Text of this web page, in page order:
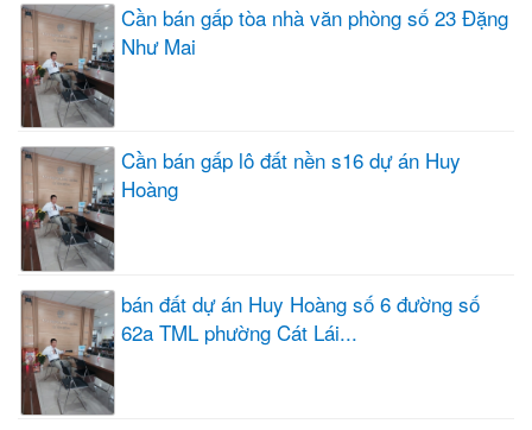
Cần bán gấp tòa nhà văn phòng số 23 Đặng
Như Mai
Cần bán gấp lô đất nền s16 dự án Huy
Hoàng
bán đất dự án Huy Hoàng số 6 đường số
62a TML phường Cát Lái...